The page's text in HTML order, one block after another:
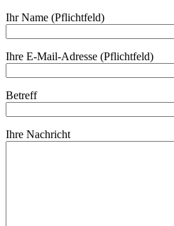
Ihr Name (Pflichtfeld)
Ihre E-Mail-Adresse (Pflichtfeld)
Betreff
Ihre Nachricht